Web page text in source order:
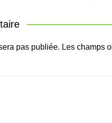
pas publiée. Les champs